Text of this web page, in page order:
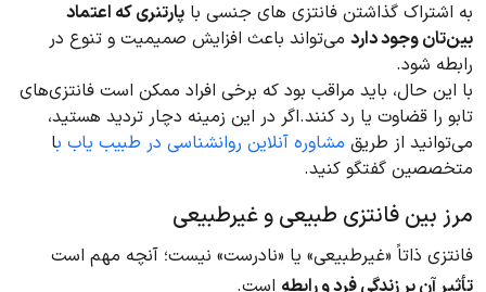
به اشتراک گذاشتن فانتزی های جنسی با پارتنری که اعتماد
بین‌تان وجود دارد می‌تواند باعث افزایش صمیمیت و تنوع در
رابطه شود.
با این حال، باید مراقب بود که برخی افراد ممکن است فانتزی‌های
تابو را قضاوت یا رد کنند.اگر در این زمینه دچار تردید هستید،
می‌توانید از طریق مشاوره آنلاین روانشناسی در طبیب یاب با
متخصصین گفتگو کنید.
مرز بین فانتزی طبیعی و غیرطبیعی
فانتزی ذاتاً «غیرطبیعی» یا «نادرست» نیست؛ آنچه مهم است
تأثیر آن بر زندگی فرد و رابطه است.